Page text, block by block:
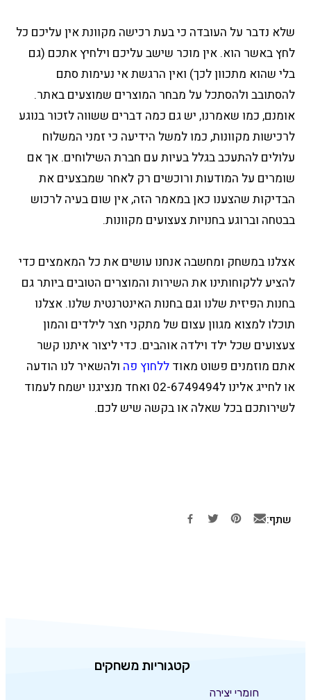
שלא נדבר על העובדה כי בעת רכישה מקוונת אין עליכם כל
לחץ באשר הוא. אין מוכר שישב עליכם וילחיץ אתכם (גם
בלי שהוא מתכוון לכך) ואין הרגשת אי נעימות סתם
להסתובב ולהסתכל על מבחר המוצרים שמוצעים באתר.
אומנם, כמו שאמרנו, יש גם כמה דברים ששווה לזכור בנוגע
לרכישות מקוונות, כמו למשל הידיעה כי זמני המשלוח
עלולים להתעכב בגלל בעיות עם חברת השילוחים. אך אם
שומרים על המודעות ורוכשים רק לאחר שמבצעים את
הבדיקות שהצענו כאן במאמר הזה, אין שום בעיה לרכוש
בבטחה וברוגע בחנויות צעצועים מקוונות.
אצלנו במשחק ומחשבה אנחנו עושים את כל המאמצים כדי
להציע ללקוחותינו את השירות והמוצרים הטובים ביותר גם
בחנות הפיזית שלנו וגם בחנות האינטרנטית שלנו. אצלנו
תוכלו למצוא מגוון עצום של מתקני חצר לילדים והמון
צעצועים שכל ילד וילדה אוהבים. כדי ליצור איתנו קשר
אתם מוזמנים פשוט מאוד ללחוץ פה ולהשאיר לנו הודעה
או לחייג אלינו ל02-6749494 ואחד מנציגנו ישמח לעמוד
לשירותכם בכל שאלה או בקשה שיש לכם.
שתף:
קטגוריות משחקים
חומרי יצירה